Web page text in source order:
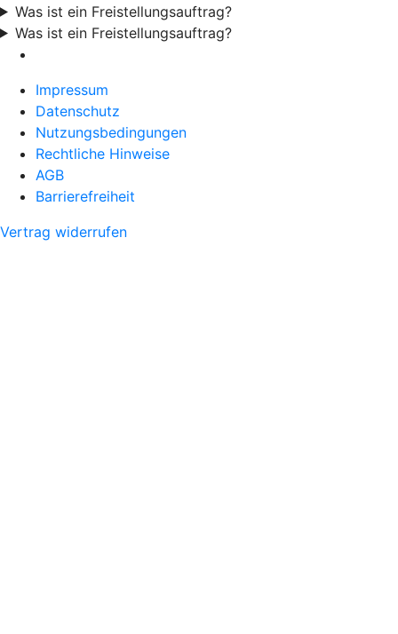
Was ist ein Freistellungsauftrag?
Was ist ein Freistellungsauftrag?
Impressum
Datenschutz
Nutzungsbedingungen
Rechtliche Hinweise
AGB
Barrierefreiheit
Vertrag widerrufen